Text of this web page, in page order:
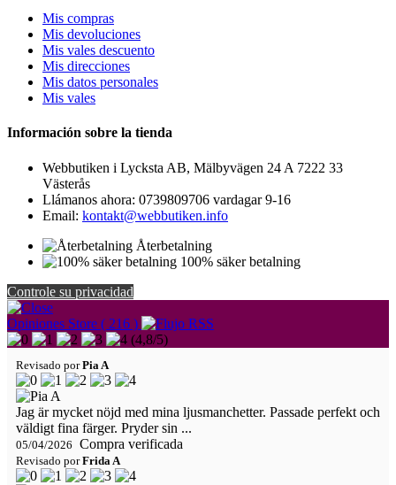
Mis compras
Mis devoluciones
Mis vales descuento
Mis direcciones
Mis datos personales
Mis vales
Información sobre la tienda
Webbutiken i Lycksta AB, Mälbyvägen 24 A 7222 33
Västerås
Llámanos ahora: 0739809706 vardagar 9-16
Email: kontakt@webbutiken.info
Återbetalning
100% säker betalning
Controle su privacidad
Opiniones Store ( 216 )
(4,8/5)
Revisado porPia A
Jag är mycket nöjd med mina ljusmanchetter. Passade perfekt och
väldigt fina färger. Pryder sin ...
05/04/2026 Compra verificada
Revisado porFrida A